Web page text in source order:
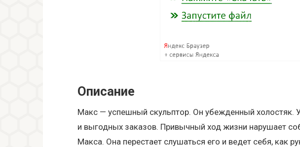
Описание
Макс — успешный скульптор. Он убежденный холостяк.
и выгодных заказов. Привычный ход жизни нарушает
Макса. Она перестает слушаться его и ведет себя, как